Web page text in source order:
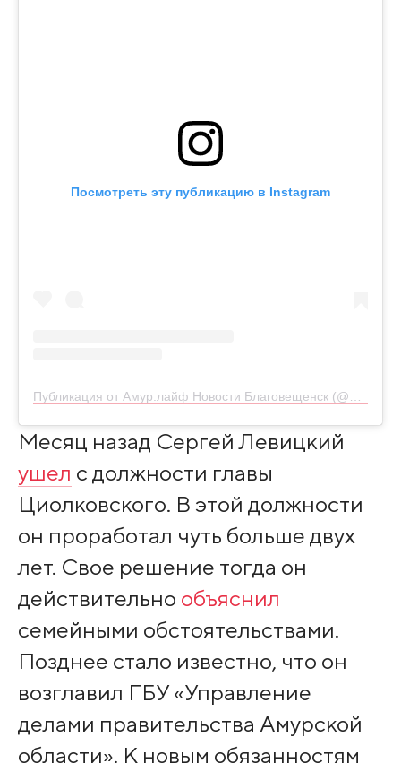
Посмотреть эту публикацию в Instagram
Публикация от Амур.лайф Новости Благовещенск (@amurlife_)
Месяц назад Сергей Левицкий
ушел с должности главы
Циолковского. В этой должности
он проработал чуть больше двух
лет. Свое решение тогда он
действительно объяснил
семейными обстоятельствами.
Позднее стало известно, что он
возглавил ГБУ «Управление
делами правительства Амурской
области». К новым обязанностям